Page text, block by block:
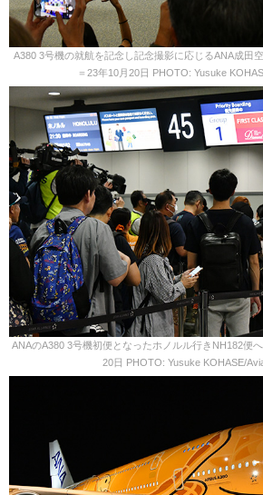
A380 3号機の就航を記念し記念撮影に応じるANA成田
＝23年10月20日 PHOTO: Yusuke
ANAのA380 3号機初便となったホノルル行きNH182便
20日 PHOTO: Yusuke KOHASE/